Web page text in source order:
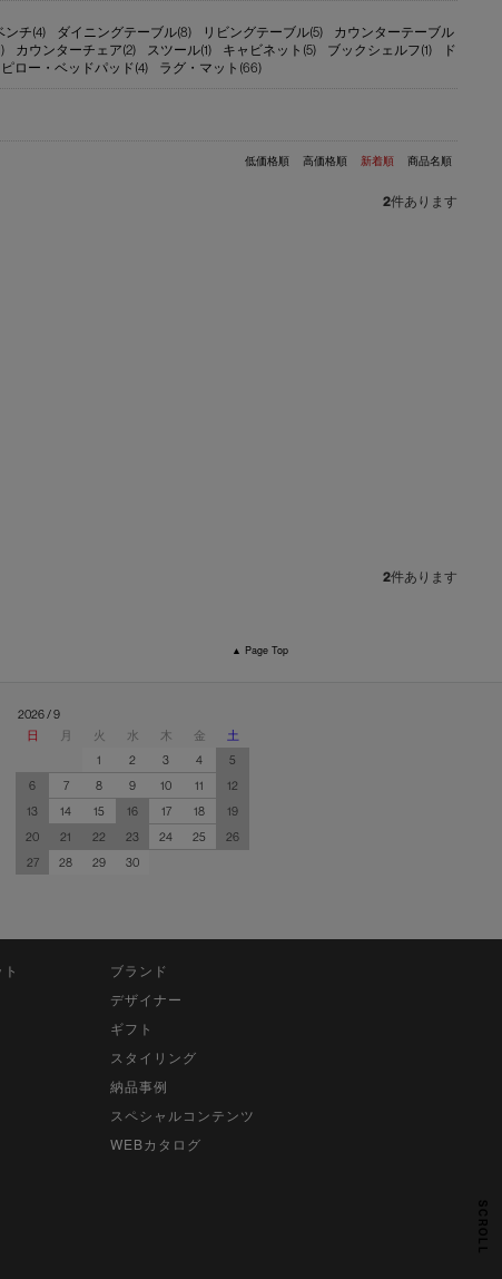
SCROLL
ンチ(4) ダイニングテーブル(8) リビングテーブル(5)
カウンターテーブル
カウンターチェア(2) スツール(1) キャビネット(5) ブックシェルフ(1)
ド
ロー・ベッドパッド(4) ラグ・マット(66)
低価格順 高価格順 新着順 商品名順
2件あります
2件あります
▲ Page Top
2026 / 9
日
月 火 水 木 金
土
1
2 3 4
5
6
7 8 9 10 11
12
13
14 15 16 17 18
19
20
21 22 23 24 25
26
27
28 29 30
ブランド
デザイナー
ギフト
スタイリング
納品事例
スペシャルコンテンツ
WEBカタログ